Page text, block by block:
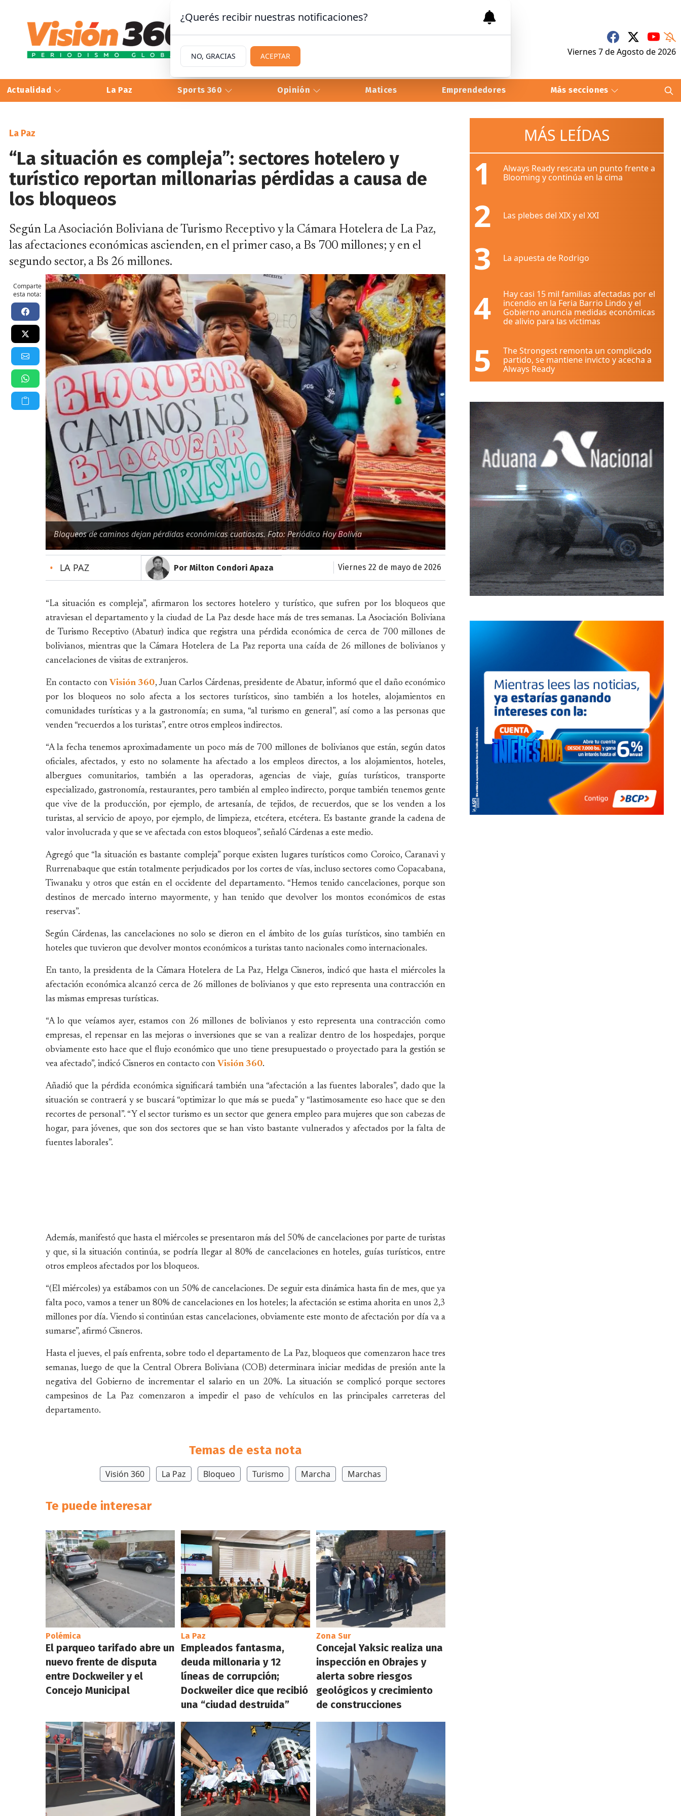
Viernes 7deAgosto de 2026
Actualidad La Paz Sports 360 Opinión Matices Emprendedores Más secciones
La Paz
“La situación es compleja”: sectores hotelero y
turístico reportan millonarias pérdidas a causa de
los bloqueos
Según La Asociación Boliviana de Turismo Receptivo y la Cámara Hotelera de La Paz,
las afectaciones económicas ascienden, en el primer caso, a Bs 700 millones; y en el
segundo sector, a Bs 26 millones.
Comparte
esta nota:
Bloqueos de caminos dejan pérdidas económicas cuatiosas. Foto: Periódico Hoy Bolivia
• LA PAZ Por Milton Condori Apaza viernes 22 de mayo de 2026
“La situación es compleja”, afirmaron los sectores hotelero y turístico, que sufren por los bloqueos que
atraviesan el departamento y la ciudad de La Paz desde hace más de tres semanas. La Asociación Boliviana
de Turismo Receptivo (Abatur) indica que registra una pérdida económica de cerca de 700 millones de
bolivianos, mientras que la Cámara Hotelera de La Paz reporta una caída de 26 millones de bolivianos y
cancelaciones de visitas de extranjeros.
En contacto con Visión 360, Juan Carlos Cárdenas, presidente de Abatur, informó que el daño económico
por los bloqueos no solo afecta a los sectores turísticos, sino también a los hoteles, alojamientos en
comunidades turísticas y a la gastronomía; en suma, “al turismo en general”, así como a las personas que
venden “recuerdos a los turistas”, entre otros empleos indirectos.
“A la fecha tenemos aproximadamente un poco más de 700 millones de bolivianos que están, según datos
oficiales, afectados, y esto no solamente ha afectado a los empleos directos, a los alojamientos, hoteles,
albergues comunitarios, también a las operadoras, agencias de viaje, guías turísticos, transporte
especializado, gastronomía, restaurantes, pero también al empleo indirecto, porque también tenemos gente
que vive de la producción, por ejemplo, de artesanía, de tejidos, de recuerdos, que se los venden a los
turistas, al servicio de apoyo, por ejemplo, de limpieza, etcétera, etcétera. Es bastante grande la cadena de
valor involucrada y que se ve afectada con estos bloqueos”, señaló Cárdenas a este medio.
Agregó que “la situación es bastante compleja” porque existen lugares turísticos como Coroico, Caranavi y
Rurrenabaque que están totalmente perjudicados por los cortes de vías, incluso sectores como Copacabana,
Tiwanaku y otros que están en el occidente del departamento. “Hemos tenido cancelaciones, porque son
destinos de mercado interno mayormente, y han tenido que devolver los montos económicos de estas
reservas”.
Según Cárdenas, las cancelaciones no solo se dieron en el ámbito de los guías turísticos, sino también en
hoteles que tuvieron que devolver montos económicos a turistas tanto nacionales como internacionales.
En tanto, la presidenta de la Cámara Hotelera de La Paz, Helga Cisneros, indicó que hasta el miércoles la
afectación económica alcanzó cerca de 26 millones de bolivianos y que esto representa una contracción en
las mismas empresas turísticas.
“A lo que veíamos ayer, estamos con 26 millones de bolivianos y esto representa una contracción como
empresas, el repensar en las mejoras o inversiones que se van a realizar dentro de los hospedajes, porque
obviamente esto hace que el flujo económico que uno tiene presupuestado o proyectado para la gestión se
vea afectado”, indicó Cisneros en contacto con Visión 360.
Añadió que la pérdida económica significará también una “afectación a las fuentes laborales”, dado que la
situación se contraerá y se buscará “optimizar lo que más se pueda” y “lastimosamente eso hace que se den
recortes de personal”. “Y el sector turismo es un sector que genera empleo para mujeres que son cabezas de
hogar, para jóvenes, que son dos sectores que se han visto bastante vulnerados y afectados por la falta de
fuentes laborales”.
Además, manifestó que hasta el miércoles se presentaron más del 50% de cancelaciones por parte de turistas
y que, si la situación continúa, se podría llegar al 80% de cancelaciones en hoteles, guías turísticos, entre
otros empleos afectados por los bloqueos.
“(El miércoles) ya estábamos con un 50% de cancelaciones. De seguir esta dinámica hasta fin de mes, que ya
falta poco, vamos a tener un 80% de cancelaciones en los hoteles; la afectación se estima ahorita en unos 2,3
millones por día. Viendo si continúan estas cancelaciones, obviamente este monto de afectación por día va a
sumarse”, afirmó Cisneros.
Hasta el jueves, el país enfrenta, sobre todo el departamento de La Paz, bloqueos que comenzaron hace tres
semanas, luego de que la Central Obrera Boliviana (COB) determinara iniciar medidas de presión ante la
negativa del Gobierno de incrementar el salario en un 20%. La situación se complicó porque sectores
campesinos de La Paz comenzaron a impedir el paso de vehículos en las principales carreteras del
departamento.
Temas de esta nota
Visión 360 La Paz Bloqueo Turismo Marcha Marchas
Te puede interesar
Polémica
El parqueo tarifado abre un
nuevo frente de disputa
entre Dockweiler y el
Concejo Municipal
La Paz
Empleados fantasma,
deuda millonaria y 12
líneas de corrupción;
Dockweiler dice que recibió
una “ciudad destruida”
Zona Sur
Concejal Yaksic realiza una
inspección en Obrajes y
alerta sobre riesgos
geológicos y crecimiento
de construcciones
MÁS LEÍDAS
1
Always Ready rescata un punto frente a
Blooming y continúa en la cima
2 Las plebes del XIX y el XXI
3 La apuesta de Rodrigo
4
Hay casi 15 mil familias afectadas por el
incendio en la Feria Barrio Lindo y el
Gobierno anuncia medidas económicas
de alivio para las víctimas
5
The Strongest remonta un complicado
partido, se mantiene invicto y acecha a
Always Ready
¿Querés recibir nuestras notificaciones?
NO, GRACIAS ACEPTAR